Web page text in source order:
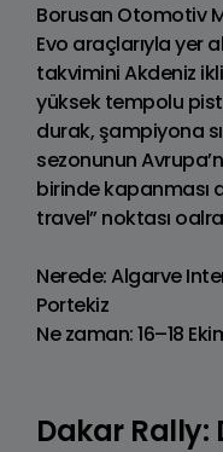
Borusan Otomotiv
Evo araçlarıyla yer
takvimini Akdeniz
yüksek tempolu pist
durak, şampiyona
sezonunun
birinde kapanması
travel” noktası
Nerede: Algarve
Portekiz
Ne zaman: 16–18
Dakar Rally: